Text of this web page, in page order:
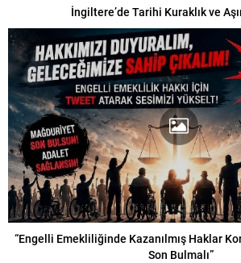
İngiltere’de Tarihi Kuraklık ve
“Engelli Emekliliğinde Kazanılmış Haklar
Son Bulmalı”